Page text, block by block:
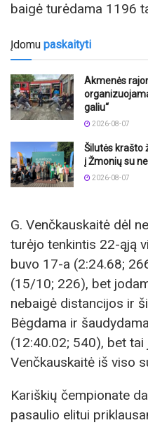
baigė turėdama 1196
Įdomu paskaityti
Akmenės
galiu“
2026-08-07
Šilutės krašto
į Žmonių su
2026-08-07
G. Venčkauskaitė dėl
turėjo tenkintis 22-ąją
buvo 17-a (2:24.68;
(15/10; 226), bet
nebaigė distancijos ir
Bėgdama ir
(12:40.02; 540), bet tai
Venčkauskaitė iš viso
Kariškių čempionate
pasaulio elitui